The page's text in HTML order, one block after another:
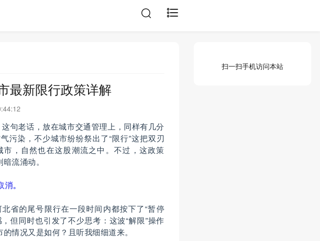
最新限行政策详解
句老话，放在城市交通管理上，同样有几分
污染，不少城市纷纷祭出了“限行”这把双刃
，自然也在这股潮流之中。不过，这政策
流涌动。
。
省的尾号限行在一段时间内都按下了“暂停
但同时也引发了不少思考：这波“解限”操作
情况又是如何？且听我细细道来。
扫一扫手机访问本站